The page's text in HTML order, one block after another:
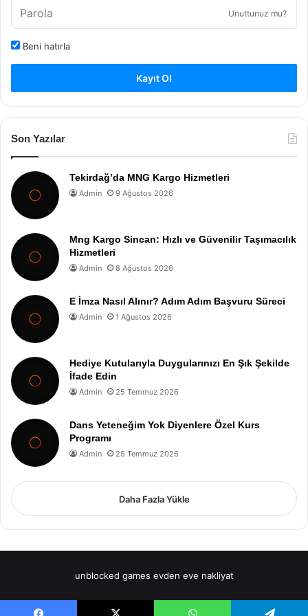
Unuttunuz mu?
Beni hatırla
Kayıt Ol
Son Yazılar
Tekirdağ’da MNG Kargo Hizmetleri
Admin 9 Ağustos 2026
Mng Kargo Sincan: Hızlı ve Güvenilir Taşımacılık
Hizmetleri
Admin 8 Ağustos 2026
E İmza Nasıl Alınır? Adım Adım Başvuru Süreci
Admin 1 Ağustos 2026
Hediye Kutularıyla Duygularınızı En Şık Şekilde
İfade Edin
Admin 25 Temmuz 2026
Dans Yeteneğim Yok Diyenlere Özel Kurs
Programı
Admin 25 Temmuz 2026
Daha Fazla Yükle
unblocked games evden eve nakliyat